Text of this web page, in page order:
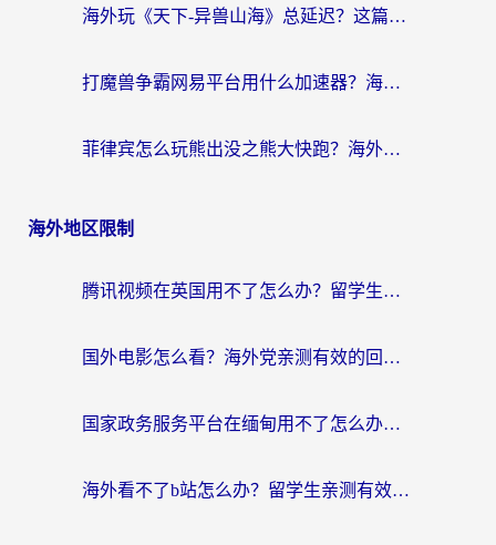
海外玩《天下-异兽山海》总延迟？这篇延迟加速器指南帮你告别卡顿（附日本玩Sky光·遇最高警戒解决方案）
打魔兽争霸网易平台用什么加速器？海外党亲测有效的国服游戏加速指南
菲律宾怎么玩熊出没之熊大快跑？海外党国服游戏加速终极攻略（附3款热门游戏实测）
海外地区限制
腾讯视频在英国用不了怎么办？留学生亲测有效的回国加速器指南
国外电影怎么看？海外党亲测有效的回国加速器选择指南
国家政务服务平台在缅甸用不了怎么办？海外华人必看的回国加速全攻略
海外看不了b站怎么办？留学生亲测有效的回国加速器选择攻略，解决豆瓣音乐、美团外卖难题